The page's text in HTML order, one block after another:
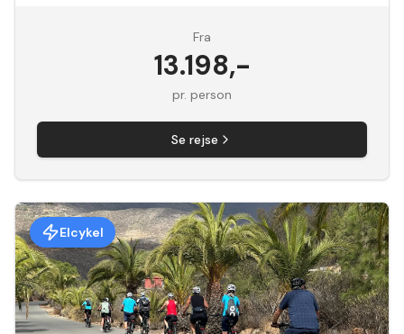
Fra
13.198,-
pr. person
Se rejse
Elcykel